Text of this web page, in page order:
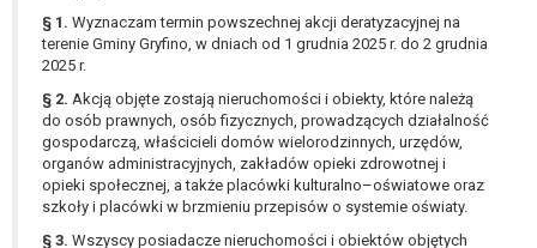
§ 1. Wyznaczam termin powszechnej akcji deratyzacyjnej na
terenie Gminy Gryfino, w dniach od 1 grudnia 2025 r. do 2 grudnia
2025 r.
§ 2. Akcją objęte zostają nieruchomości i obiekty, które należą
do osób prawnych, osób fizycznych, prowadzących działalność
gospodarczą, właścicieli domów wielorodzinnych, urzędów,
organów administracyjnych, zakładów opieki zdrowotnej i
opieki społecznej, a także placówki kulturalno–oświatowe oraz
szkoły i placówki w brzmieniu przepisów o systemie oświaty.
§ 3. Wszyscy posiadacze nieruchomości i obiektów objętych
uzasadnionych podstaw do przetwarzania,
nadrzędnych wobec interesów, praw i
podstaw do ustalenia, dochodzenia lub
obrony roszczeń.
W przypadku gdy przetwarzanie danych